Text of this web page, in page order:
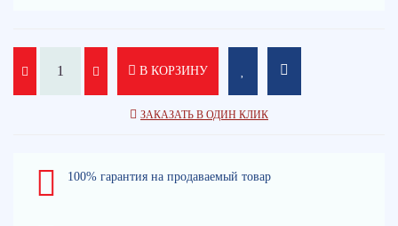
В КОРЗИНУ
ЗАКАЗАТЬ В ОДИН КЛИК
100% гарантия на продаваемый товар